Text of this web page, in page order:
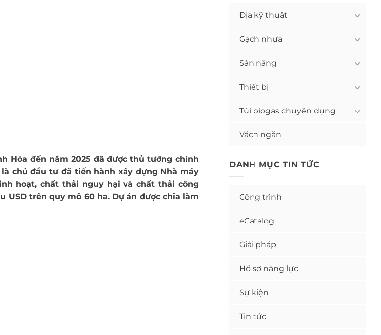
Hóa đến năm 2025 đã được thủ tướng chính
chủ đầu tư đã tiến hành xây dựng Nhà máy
hoạt, chất thải nguy hại và chất thải công
USD trên quy mô 60 ha. Dự án được chia làm
Địa kỹ thuật
Gạch nhựa
Sàn nâng
Thiết bị
Túi biogas chuyên dụng
Vách ngăn
DANH MỤC TIN TỨC
Công trình
eCatalog
Giải pháp
Hồ sơ năng lực
Sự kiện
Tin tức